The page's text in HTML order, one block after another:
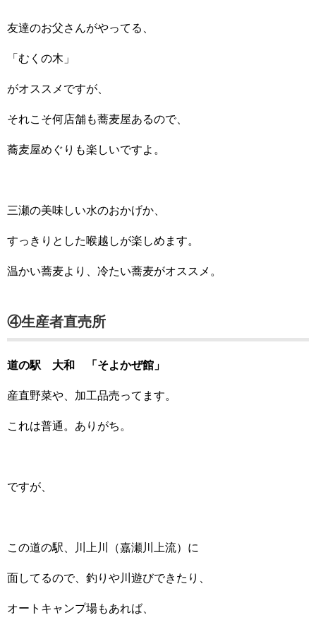
友達のお父さんがやってる、
「むくの木」
がオススメですが、
それこそ何店舗も蕎麦屋あるので、
蕎麦屋めぐりも楽しいですよ。
三瀬の美味しい水のおかげか、
すっきりとした喉越しが楽しめます。
温かい蕎麦より、冷たい蕎麦がオススメ。
④生産者直売所
道の駅 大和 「そよかぜ館」
産直野菜や、加工品売ってます。
これは普通。ありがち。
ですが、
この道の駅、川上川（嘉瀬川上流）に
面してるので、釣りや川遊びできたり、
オートキャンプ場もあれば、